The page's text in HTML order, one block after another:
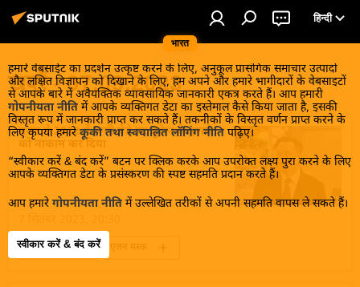
भारत
हिन्दी
हमारे वेबसाईट का प्रदर्शन उत्कृष्ट करने के लिए, अनुकूल प्रासंगिक समाचार उत्पादों
और लक्षित विज्ञापन को दिखाने के लिए, हम अपने और हमारे भागीदारों के वेबसाइटों
से आपके बारे में अवैयक्तिक व्यावसायिक जानकारी एकत्र करते हैं। आप हमारी
गोपनीयता नीति में आपके व्यक्तिगत डेटा का इस्तेमाल कैसे किया जाता है, इसकी
विस्तृत रूप में जानकारी प्राप्त कर सकते हैं। तकनीकों के विस्तृत वर्णन प्राप्त करने के
लिए कृपया हमारे कूकी तथा स्वचालित लॉगिंग नीति पढ़िए।
“स्वीकार करें & बंद करें” बटन पर क्लिक करके आप उपरोक्त लक्ष्य पुरा करने के लिए
आपके व्यक्तिगत डेटा के प्रसंस्करण की स्पष्ट सहमति प्रदान करते हैं।
आप हमारे गोपनीयता नीति में उल्लेखित तरीकों से अपनी सहमति वापस ले सकते हैं।
स्वीकार करें & बंद करें
खबरें - 07.09.2023
मस्क ने 2022 में रूसी बेड़े पर यूक्रेन के हमले
को नाकाम कर दिया
यूक्रेन संकट
एलन मस्क